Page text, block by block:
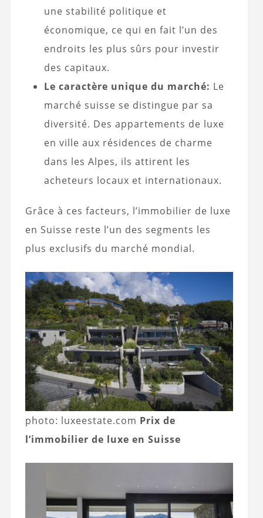
une stabilité politique et
économique, ce qui en fait l’un des
endroits les plus sûrs pour investir
des capitaux.
Le caractère unique du marché: Le
marché suisse se distingue par sa
diversité. Des appartements de luxe
en ville aux résidences de charme
dans les Alpes, ils attirent les
acheteurs locaux et internationaux.
Grâce à ces facteurs, l’immobilier de luxe
en Suisse reste l’un des segments les
plus exclusifs du marché mondial.
photo: luxeestate.com Prix ​​de
l’immobilier de luxe en Suisse